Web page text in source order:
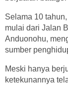
Selama 10
mulai dari Jalan
Anduonohu,
sumber
Meski hanya
ketekunannya